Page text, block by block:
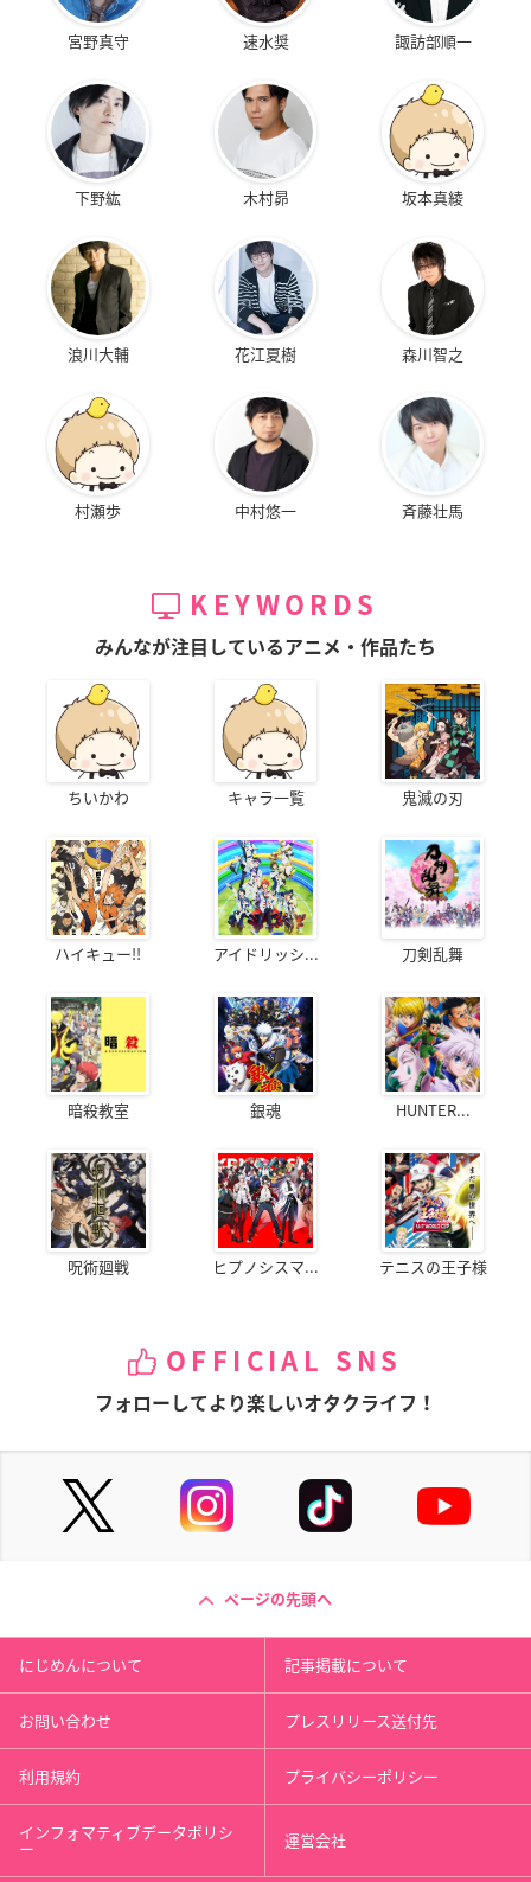
宮野真守 速水奨 諏訪部順一
下野紘 木村昴 坂本真綾
浪川大輔 花江夏樹 森川智之
村瀬歩 中村悠一 斉藤壮馬
KEYWORDS
みんなが注目しているアニメ・作品たち
ちいかわ キャラ一覧 鬼滅の刃
ハイキュー!! アイドリッシ... 刀剣乱舞
暗殺教室 銀魂 HUNTER...
呪術廻戦 ヒプノシスマ... テニスの王子様
OFFICIAL SNS
フォローしてより楽しいオタクライフ！
ページの先頭へ
にじめんについて 記事掲載について
お問い合わせ プレスリリース送付先
利用規約 プライバシーポリシー
インフォマティブデータポリシ
ー 運営会社